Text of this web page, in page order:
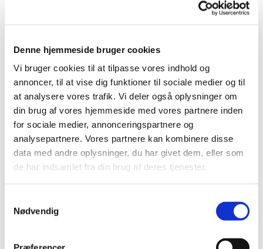
Denne hjemmeside bruger cookies
Vi bruger cookies til at tilpasse vores indhold og
annoncer, til at vise dig funktioner til sociale medier og til
at analysere vores trafik. Vi deler også oplysninger om
din brug af vores hjemmeside med vores partnere inden
for sociale medier, annonceringspartnere og
analysepartnere. Vores partnere kan kombinere disse
data med andre oplysninger, du har givet dem, eller som
de har indsamlet fra din brug af deres tjenester.
Nødvendig
© Kim Fomsgaard
Søndag 2. august 2026, kl. 09:00
Vigersted Kirke, Vigersted Bygade 33,
4100 Ringsted